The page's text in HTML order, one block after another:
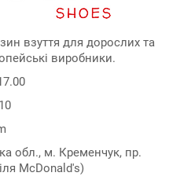
взуття для дорослих та
виробники.
обл., м. Кременчук, пр.
McDonald's)